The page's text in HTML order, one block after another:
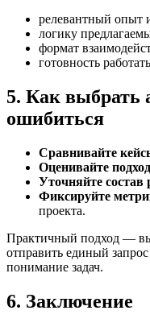
релевантный опыт
логику
формат
готовность
5. Как выбрать
ошибиться
Сравнивайте
Оценивайте подход
Уточняйте состав
Фиксируйте
проекта.
Практичный подход —
отправить единый
понимание задач.
6. Заключение